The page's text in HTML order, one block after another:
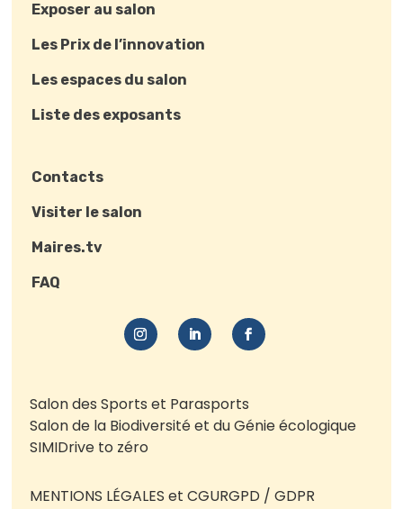
Exposer au salon
Les Prix de l’innovation
Les espaces du salon
Liste des exposants
Contacts
Visiter le salon
Maires.tv
FAQ
Salon des Sports et Parasports
Salon de la Biodiversité et du Génie écologique
SIMIDrive to zéro
MENTIONS LÉGALES et CGURGPD / GDPR